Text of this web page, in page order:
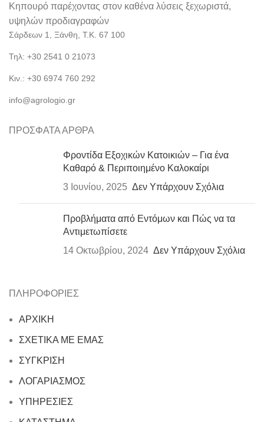
Κηπουρό παρέχοντας στον καθένα λύσεις ξεχωριστά,
υψηλών προδιαγραφών
Σάρδεων 1, Ξάνθη, Τ.Κ. 67 100
Τηλ: +30 2541 0 21073
Κιν.: +30 6974 760 292
info@agrologio.gr
ΠΡΟΣΦΑΤΑ ΑΡΘΡΑ
Φροντίδα Εξοχικών Κατοικιών – Για ένα
Καθαρό & Περιποιημένο Καλοκαίρι
3 Ιουνίου, 2025 Δεν Υπάρχουν Σχόλια
Προβλήματα από Εντόμων και Πώς να τα
Αντιμετωπίσετε
14 Οκτωβρίου, 2024 Δεν Υπάρχουν Σχόλια
ΠΛΗΡΟΦΟΡΙΕΣ
ΑΡΧΙΚΗ
ΣΧΕΤΙΚΑ ΜΕ ΕΜΑΣ
ΣΥΓΚΡΙΣΗ
ΛΟΓΑΡΙΑΣΜΟΣ
ΥΠΗΡΕΣΙΕΣ